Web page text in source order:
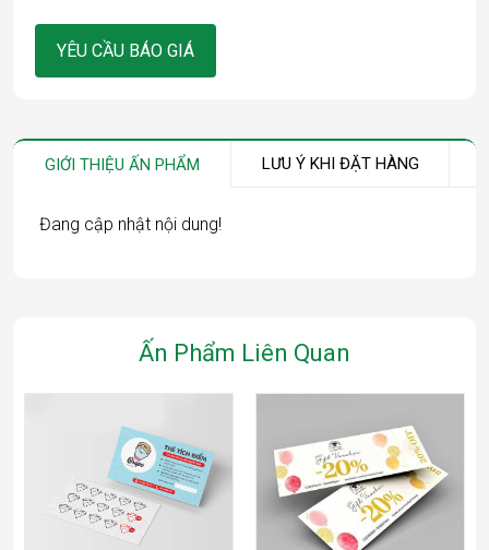
YÊU CẦU BÁO GIÁ
GIỚI THIỆU ẤN PHẨM LƯU Ý KHI ĐẶT HÀNG
Đang cập nhật nội dung!
Ấn Phẩm Liên Quan